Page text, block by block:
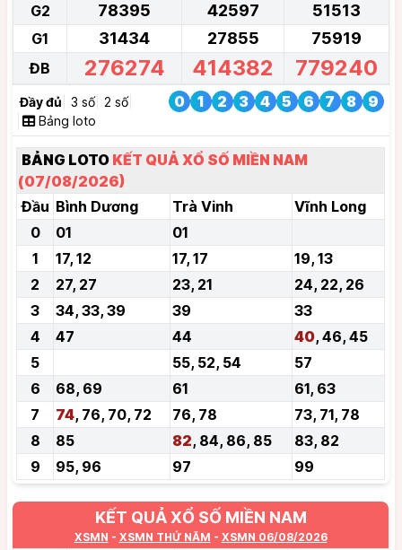
G2 78395 42597 51513
G1 31434 27855 75919
ĐB 276274 414382 779240
Đầy đủ 3 số 2 số 0 1 2 3 4 5 6 7 8 9
Bảng loto
BẢNG LOTO KẾT QUẢ XỔ SỐ MIỀN NAM
(07/08/2026)
Đầu Bình Dương Trà Vinh
Vĩnh Long
0
01
01
1
17, 12 17, 17
19, 13
2
27, 27 23, 21
24, 22, 26
3
34, 33, 39 39
33
4
47 44 40, 46, 45
5
55, 52, 54
57
6
68, 69 61
61, 63
7
74, 76, 70, 72 76, 78
73, 71, 78
8
85 82, 84, 86, 85
83, 82
9
95, 96 97 99
KẾT QUẢ XỔ SỐ MIỀN NAM
XSMN - XSMN THỨ NĂM - XSMN 06/08/2026